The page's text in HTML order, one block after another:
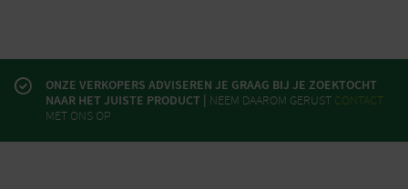
ONZE VERKOPERS ADVISEREN JE GRAAG BIJ JE ZOEKTOCHT
NAAR HET JUISTE PRODUCT | NEEM DAAROM GERUST CONTACT
MET ONS OP